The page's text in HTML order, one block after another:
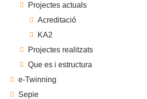
Projectes actuals
Acreditació
KA2
Projectes realitzats
Que es i estructura
e-Twinning
Sepie